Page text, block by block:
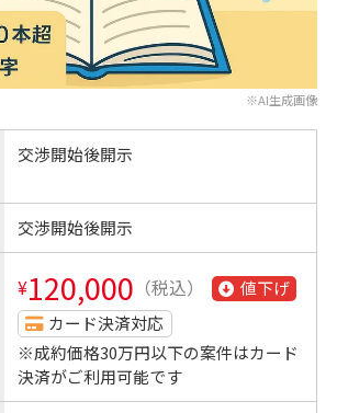
※AI生成画像
交渉開始後開示
交渉開始後開示
¥120,000 （税込）
値下げ
カード決済対応
※成約価格30万円以下の案件はカード
決済がご利用可能です